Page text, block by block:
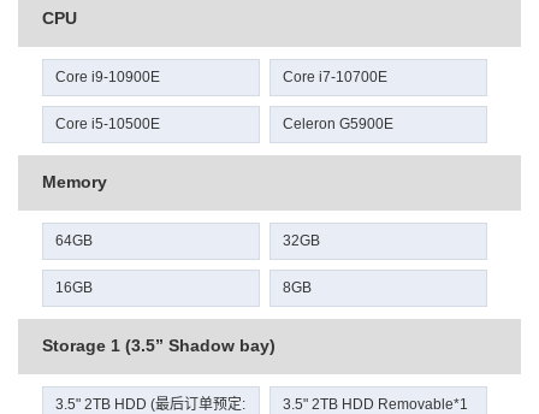
CPU
Core i9-10900E Core i7-10700E
Core i5-10500E Celeron G5900E
Memory
64GB 32GB
16GB 8GB
Storage 1 (3.5” Shadow bay)
3.5" 2TB HDD (最后订单预定:
3.5" 2TB HDD Removable*1